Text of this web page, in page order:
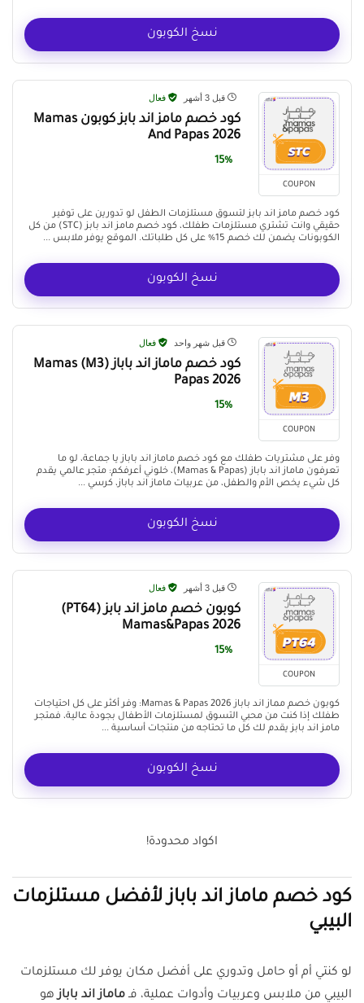
نسخ الكوبون
COUPON
قبل 3 أشهر فعال
كود خصم مامز اند بابز كوبون Mamas
And Papas 2026
15%
كود خصم مامز اند بابز لتسوق مستلزمات الطفل لو تدورين على توفير
حقيقي وانت تشتري مستلزمات طفلك، كود خصم مامز اند بابز (STC) من كل
الكوبونات يضمن لك خصم 15% على كل طلباتك. الموقع يوفر ملابس ...
نسخ الكوبون
COUPON
قبل شهر واحد فعال
كود خصم ماماز اند باباز (M3) Mamas
Papas 2026
15%
وفر على مشتريات طفلك مع كود خصم ماماز اند باباز يا جماعة، لو ما
تعرفون ماماز اند باباز (Mamas & Papas)، خلوني أعرفكم: متجر عالمي يقدم
كل شيء يخص الأم والطفل، من عربيات ماماز اند باباز، كرسي ...
نسخ الكوبون
COUPON
قبل 3 أشهر فعال
كوبون خصم مامز اند بابز (PT64)
Mamas&Papas 2026
15%
كوبون خصم مماز اند باباز Mamas & Papas 2026: وفر أكثر على كل احتياجات
طفلك إذا كنت من محبي التسوق لمستلزمات الأطفال بجودة عالية، فمتجر
مامز اند بابز يقدم لك كل ما تحتاجه من منتجات أساسية ...
نسخ الكوبون
اكواد محدودة!
كود خصم ماماز اند باباز لأفضل مستلزمات
البيبي
لو كنتي أم أو حامل وتدوري على أفضل مكان يوفر لك مستلزمات
البيبي من ملابس وعربيات وأدوات عملية، فـماماز اند بابازهو